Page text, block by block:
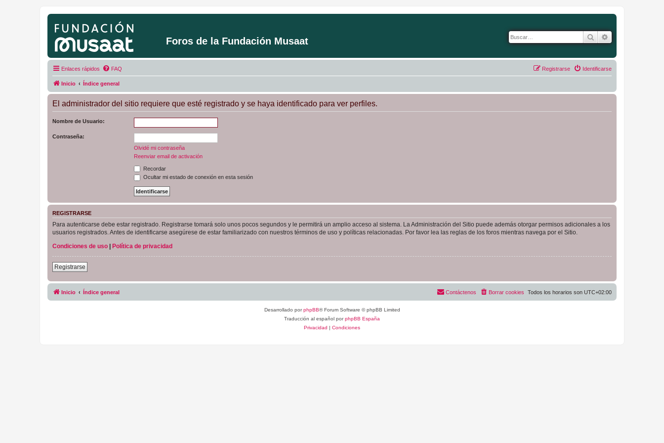
Foros de la Fundación Musaat Buscar
Enlaces rápidos FAQ Identificarse
Registrarse
Inicio Índice general
El administrador del sitio requiere que esté registrado y se haya identificado para ver perfiles.
Nombre de Usuario:
Contraseña:
Olvidé mi contraseña
Reenviar email de activación
Recordar
Ocultar mi estado de conexión en esta sesión
REGISTRARSE
Para autenticarse debe estar registrado. Registrarse tomará solo unos pocos segundos y le permitirá un amplio acceso al sistema. La Administración del Sitio puede además otorgar permisos adicionales a los
usuarios registrados. Antes de identificarse asegúrese de estar familiarizado con nuestros términos de uso y políticas relacionadas. Por favor lea las reglas de los foros mientras navega por el Sitio.
Condiciones de uso
Política de privacidad
Registrarse
Inicio Índice general Todos los horarios son UTC+02:00
Borrar cookies
Contáctenos
Desarrollado porphpBB® Forum Software © phpBB Limited
Traducción al español porphpBB España
Privacidad | Condiciones